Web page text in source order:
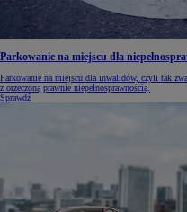
Parkowanie na miejscu dla
Parkowanie na miejscu dla inwalidów, czyli tak
z orzeczoną prawnie niepełnosprawnością.
Sprawdź